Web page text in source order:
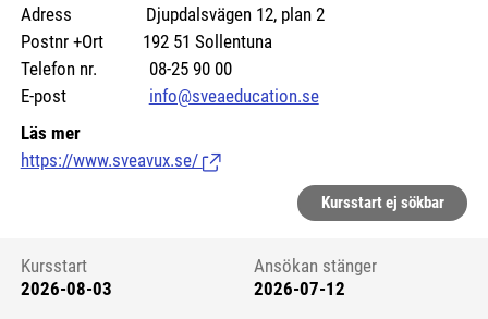
Adress Djupdalsvägen 12, plan 2
Postnr +Ort 192 51 Sollentuna
Telefon nr. 08-25 90 00
E-post info@sveaeducation.se
Läs mer
https://www.sveavux.se/ (Länk till extern sida.)
Kursstart ej sökbar
Kursstart 6230383
Kursstart
2026-08-03
Ansökan stänger
2026-07-12